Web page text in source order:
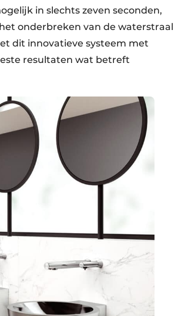
in slechts zeven seconden,
onderbreken van de waterstraal
dit innovatieve systeem met
resultaten wat betreft